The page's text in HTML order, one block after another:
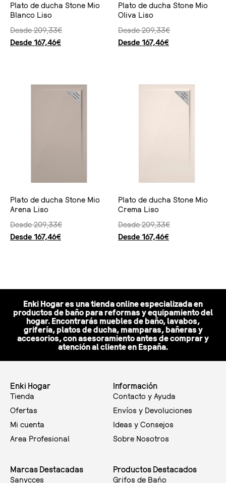
Plato de ducha Stone Mio
Blanco Liso
Desde209,33€
Desde 167,46€
Plato de ducha Stone Mio
Oliva Liso
Desde209,33€
Desde 167,46€
Plato de ducha Stone Mio
Arena Liso
Desde209,33€
Desde 167,46€
Plato de ducha Stone Mio
Crema Liso
Desde209,33€
Desde 167,46€
Enki Hogar es una tienda online especializada en
productos de baño para reformas y equipamiento del
hogar. Encontrarás muebles de baño, lavabos,
grifería, platos de ducha, mamparas, bañeras y
accesorios, con asesoramiento antes de comprar y
atención al cliente en España.
Enki Hogar
Tienda
Ofertas
Mi cuenta
Area Profesional
Información
Contacto y Ayuda
Envíos y Devoluciones
Ideas y Consejos
Sobre Nosotros
Marcas Destacadas
Sanycces
Productos Destacados
Grifos de Baño